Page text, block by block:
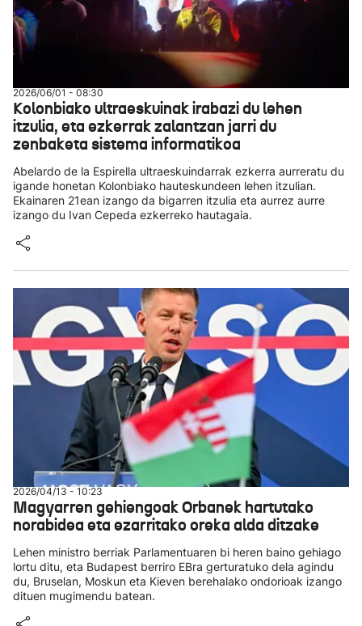
2026/06/01 - 08:30
Kolonbiako ultraeskuinak irabazi du lehen
itzulia, eta ezkerrak zalantzan jarri du
zenbaketa sistema informatikoa
Abelardo de la Espirella ultraeskuindarrak ezkerra aurreratu du
igande honetan Kolonbiako hauteskundeen lehen itzulian.
Ekainaren 21ean izango da bigarren itzulia eta aurrez aurre
izango du Ivan Cepeda ezkerreko hautagaia.
2026/04/13 - 10:23
Magyarren gehiengoak Orbanek hartutako
norabidea eta ezarritako oreka alda ditzake
Lehen ministro berriak Parlamentuaren bi heren baino gehiago
lortu ditu, eta Budapest berriro EBra gerturatuko dela agindu
du, Bruselan, Moskun eta Kieven berehalako ondorioak izango
dituen mugimendu batean.